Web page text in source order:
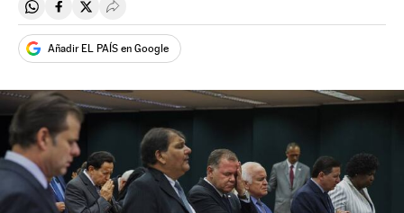
Compartir en Whatsapp
Compartir en Facebook
Compartir en Twitter
Desplegar Redes Sociales
Añadir EL PAÍS en Google